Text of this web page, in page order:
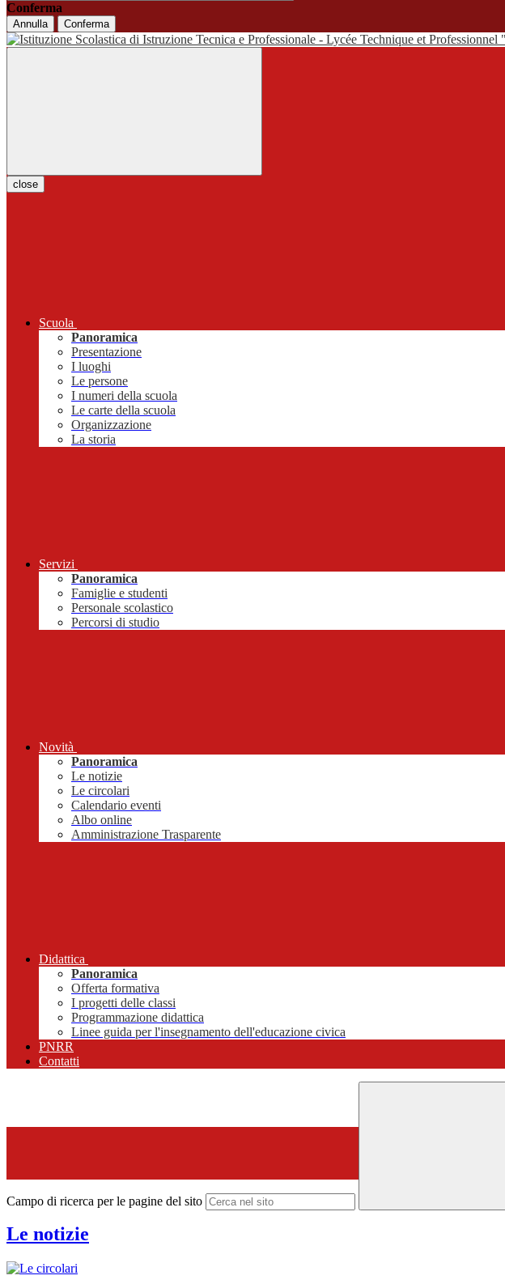
Conferma
Annulla Conferma
close
Scuola
Panoramica
Presentazione
I luoghi
Le persone
I numeri della scuola
Le carte della scuola
Organizzazione
La storia
Servizi
Panoramica
Famiglie e studenti
Personale scolastico
Percorsi di studio
Novità
Panoramica
Le notizie
Le circolari
Calendario eventi
Albo online
Amministrazione Trasparente
Didattica
Panoramica
Offerta formativa
I progetti delle classi
Programmazione didattica
Linee guida per l'insegnamento dell'educazione civica
PNRR
Contatti
Campo di ricerca per le pagine del sito
Le notizie